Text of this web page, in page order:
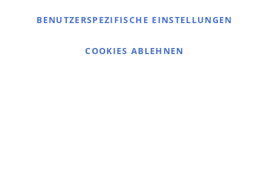
Kontaktieren Sie uns
Cookie Einstellungen
BENUTZERSPEZIFISCHE EINSTELLUNGEN
COOKIES ABLEHNEN